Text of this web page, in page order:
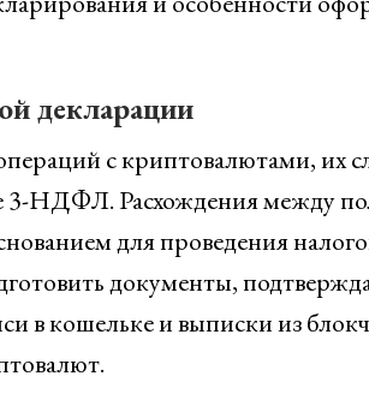
декларации
с криптовалютами, их
3-НДФЛ. Расхождения между
для проведения
документы,
в кошельке и выписки из